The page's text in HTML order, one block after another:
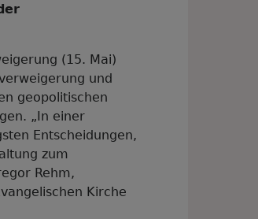
(15. Mai)
und
geopolitischen
„In einer
Entscheidungen,
zum
Rehm,
Kirche